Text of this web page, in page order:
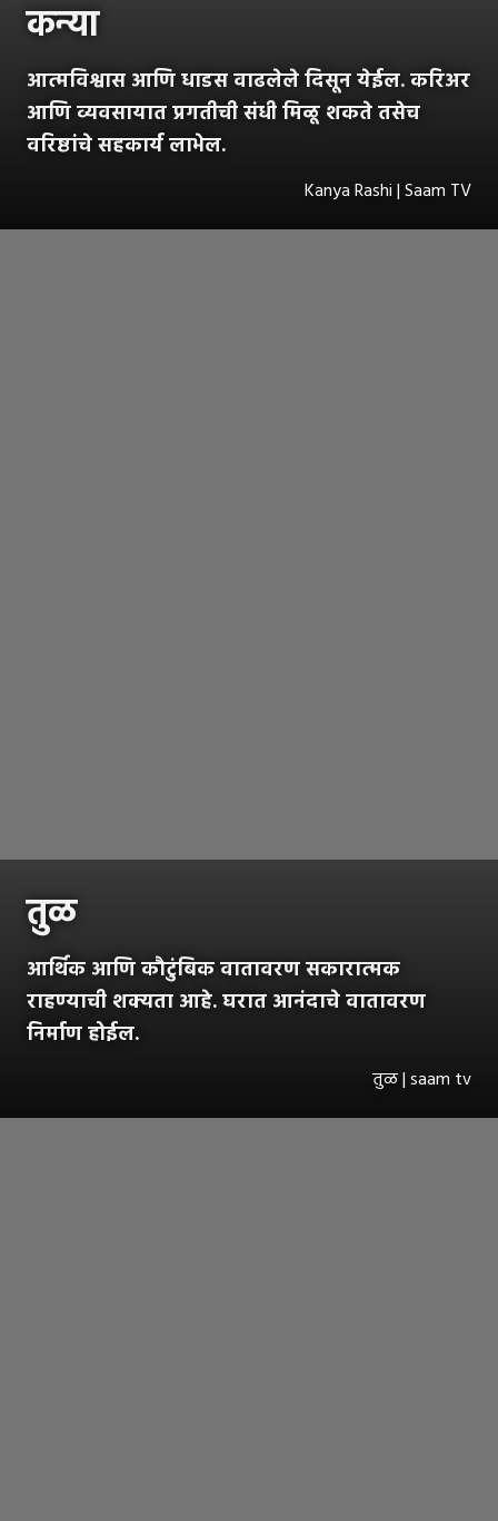
कन्या
आत्मविश्वास आणि धाडस वाढलेले दिसून येईल. करिअर
आणि व्यवसायात प्रगतीची संधी मिळू शकते तसेच
वरिष्ठांचे सहकार्य लाभेल.
Kanya Rashi | Saam TV
तुळ
आर्थिक आणि कौटुंबिक वातावरण सकारात्मक
राहण्याची शक्यता आहे. घरात आनंदाचे वातावरण
निर्माण होईल.
तुळ | saam tv